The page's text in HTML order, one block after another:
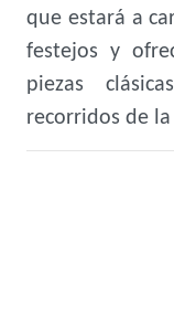
que estará a
festejos y
piezas
recorridos de